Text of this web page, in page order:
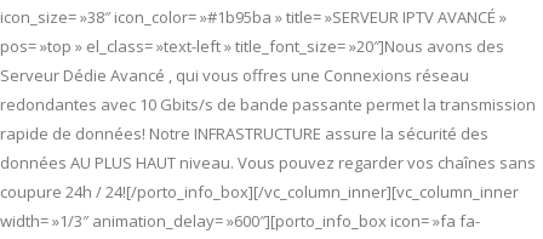
icon_size= »38″ icon_color= »#1b95ba » title= »SERVEUR IPTV AVANCÉ »
pos= »top » el_class= »text-left » title_font_size= »20″]Nous avons des
Serveur Dédie Avancé , qui vous offres une Connexions réseau
redondantes avec 10 Gbits/s de bande passante permet la transmission
rapide de données! Notre INFRASTRUCTURE assure la sécurité des
données AU PLUS HAUT niveau. Vous pouvez regarder vos chaînes sans
coupure 24h / 24![/porto_info_box][/vc_column_inner][vc_column_inner
width= »1/3″ animation_delay= »600″][porto_info_box icon= »fa fa-